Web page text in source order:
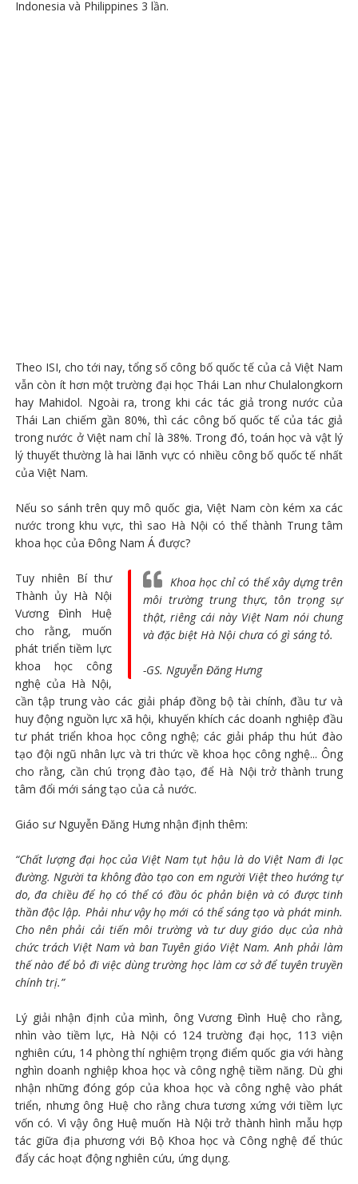
Indonesia và Philippines 3 lần.
Theo ISI, cho tới nay, tổng số công bố quốc tế của cả Việt Nam
vẫn còn ít hơn một trường đại học Thái Lan như Chulalongkorn
hay Mahidol. Ngoài ra, trong khi các tác giả trong nước của
Thái Lan chiếm gần 80%, thì các công bố quốc tế của tác giả
trong nước ở Việt nam chỉ là 38%. Trong đó, toán học và vật lý
lý thuyết thường là hai lãnh vực có nhiều công bố quốc tế nhất
của Việt Nam.
Nếu so sánh trên quy mô quốc gia, Việt Nam còn kém xa các
nước trong khu vực, thì sao Hà Nội có thể thành Trung tâm
khoa học của Đông Nam Á được?
Khoa học chỉ có thể xây dựng trên
môi trường trung thực, tôn trọng sự
thật, riêng cái này Việt Nam nói chung
và đặc biệt Hà Nội chưa có gì sáng tỏ.
-GS. Nguyễn Đăng Hưng
Tuy nhiên Bí thư
Thành ủy Hà Nội
Vương Đình Huệ
cho rằng, muốn
phát triển tiềm lực
khoa học công
nghệ của Hà Nội,
cần tập trung vào các giải pháp đồng bộ tài chính, đầu tư và
huy động nguồn lực xã hội, khuyến khích các doanh nghiệp đầu
tư phát triển khoa học công nghệ; các giải pháp thu hút đào
tạo đội ngũ nhân lực và tri thức về khoa học công nghệ... Ông
cho rằng, cần chú trọng đào tạo, để Hà Nội trở thành trung
tâm đổi mới sáng tạo của cả nước.
Giáo sư Nguyễn Đăng Hưng nhận định thêm:
“Chất lượng đại học của Việt Nam tụt hậu là do Việt Nam đi lạc
đường. Người ta không đào tạo con em người Việt theo hướng tự
do, đa chiều để họ có thể có đầu óc phản biện và có được tinh
thần độc lập. Phải như vậy họ mới có thể sáng tạo và phát minh.
Cho nên phải cải tiến môi trường và tư duy giáo dục của nhà
chức trách Việt Nam và ban Tuyên giáo Việt Nam. Anh phải làm
thế nào để bỏ đi việc dùng trường học làm cơ sở để tuyên truyền
chính trị.”
Lý giải nhận định của mình, ông Vương Đình Huệ cho rằng,
nhìn vào tiềm lực, Hà Nội có 124 trường đại học, 113 viện
nghiên cứu, 14 phòng thí nghiệm trọng điểm quốc gia với hàng
nghìn doanh nghiệp khoa học và công nghệ tiềm năng. Dù ghi
nhận những đóng góp của khoa học và công nghệ vào phát
triển, nhưng ông Huệ cho rằng chưa tương xứng với tiềm lực
vốn có. Vì vậy ông Huệ muốn Hà Nội trở thành hình mẫu hợp
tác giữa địa phương với Bộ Khoa học và Công nghệ để thúc
đẩy các hoạt động nghiên cứu, ứng dụng.